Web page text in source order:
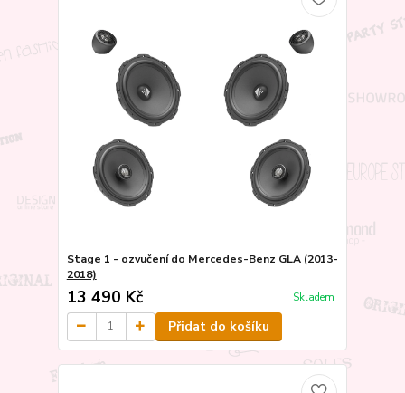
Stage 1 - ozvučení do Mercedes-Benz GLA (2013-
2018)
13 490 Kč Skladem
Přidat do košíku